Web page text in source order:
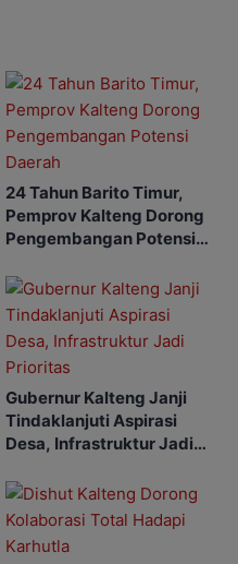
24 Tahun Barito Timur,
Pemprov Kalteng Dorong
Pengembangan Potensi
Gubernur Kalteng Janji
Tindaklanjuti Aspirasi
Desa, Infrastruktur Jadi